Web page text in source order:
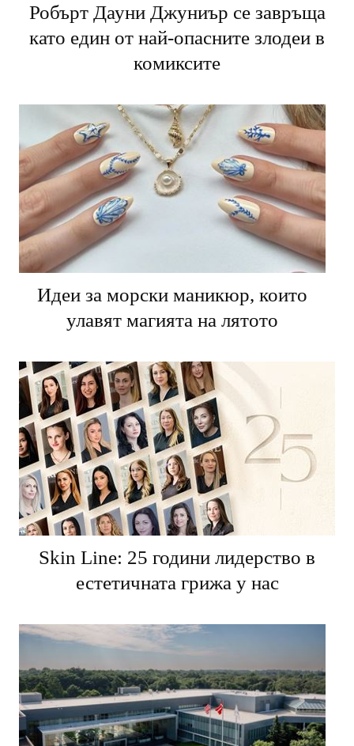
Робърт Дауни Джуниър се завръща
като един от най-опасните злодеи в
комиксите
Идеи за морски маникюр, които
улавят магията на лятото
Skin Line: 25 години лидерство в
естетичната грижа у нас